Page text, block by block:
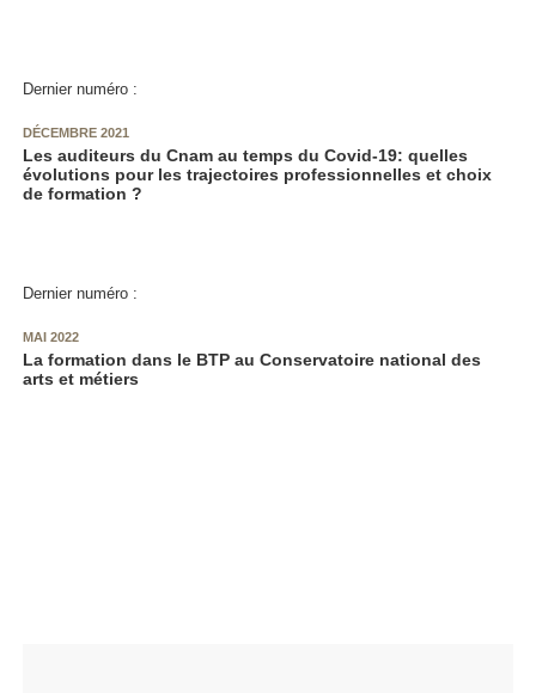
Dernier numéro :
DÉCEMBRE 2021
Les auditeurs du Cnam au temps du Covid-19: quelles
évolutions pour les trajectoires professionnelles et choix
de formation ?
Dernier numéro :
MAI 2022
La formation dans le BTP au Conservatoire national des
arts et métiers